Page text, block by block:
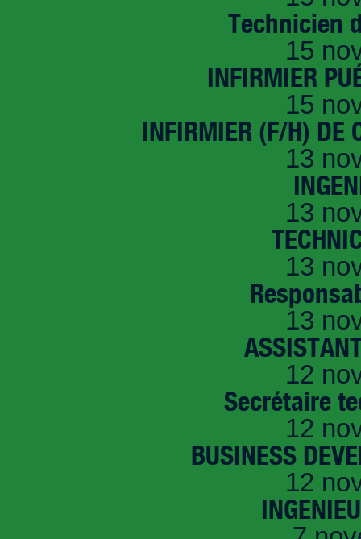
Technicien
15
INFIRMIER
15
INFIRMIER (F/H) DE
13
13
13
13
12
Secrétaire
12
BUSINESS
12